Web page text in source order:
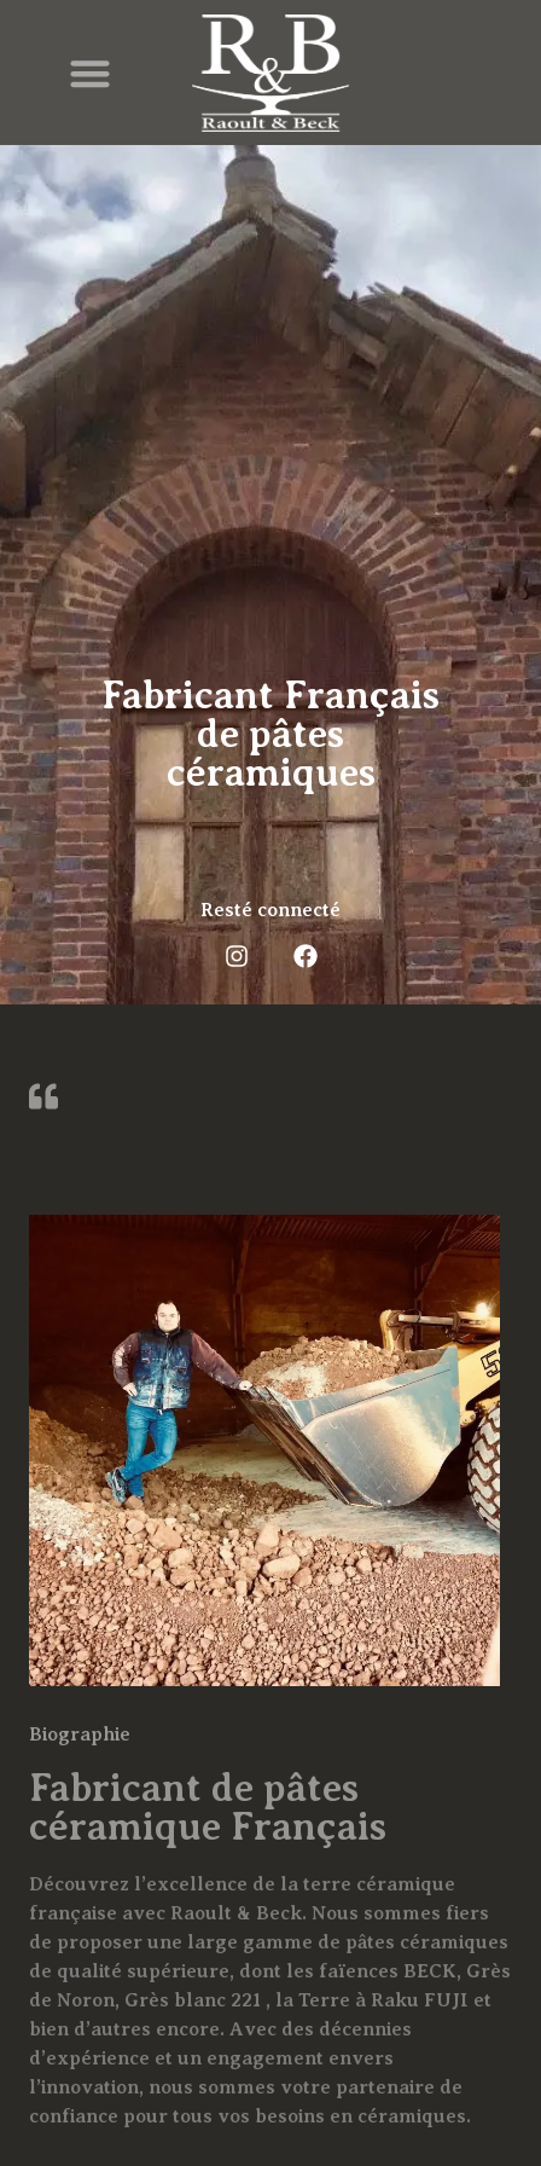
Fabricant Français
de pâtes
céramiques
Resté connecté
Biographie
Fabricant de pâtes
céramique Français
Découvrez l’excellence de la terre céramique
française avec Raoult & Beck. Nous sommes fiers
de proposer une large gamme de pâtes céramiques
de qualité supérieure, dont les faïences BECK, Grès
de Noron, Grès blanc 221 , la Terre à Raku FUJI et
bien d’autres encore. Avec des décennies
d’expérience et un engagement envers
l’innovation, nous sommes votre partenaire de
confiance pour tous vos besoins en céramiques.